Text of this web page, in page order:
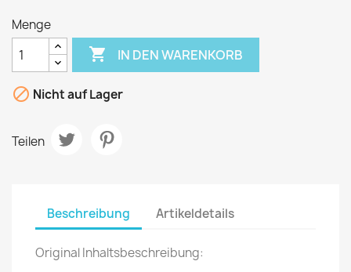
Menge
 IN DEN WARENKORB
 Nicht auf Lager
Teilen
Beschreibung Artikeldetails
Original Inhaltsbeschreibung: